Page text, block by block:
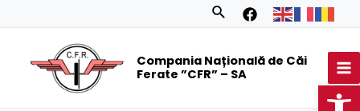
Search
Compania Națională de Căi
Ferate ”CFR” – SA